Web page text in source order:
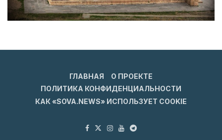
ГЛАВНАЯ
О ПРОЕКТЕ
ПОЛИТИКА КОНФИДЕНЦИАЛЬНОСТИ
КАК «SOVA.NEWS» ИСПОЛЬЗУЕТ COOKIE